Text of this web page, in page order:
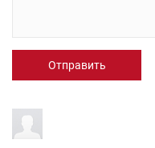
Отправить